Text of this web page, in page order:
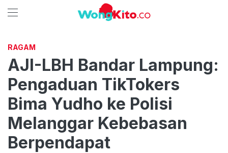
RAGAM
AJI-LBH Bandar Lampung:
Pengaduan TikTokers
Bima Yudho ke Polisi
Melanggar Kebebasan
Berpendapat